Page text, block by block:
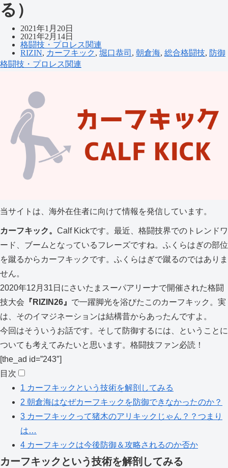
る）
2021年1月20日
2021年2月14日
格闘技・プロレス関連
RIZIN, カーフキック , 堀口恭司 , 朝倉海, 総合格闘技, 防御
格闘技・プロレス関連
当サイトは、海外在住者に向けて情報を発信しています。
カーフキック。 Calf Kickです。最近、格闘技界でのトレンドワ
ード、ブームとなっているフレーズですね。ふくらはぎの部位
を蹴るからカーフキックです。ふくらはぎで蹴るのではありま
せん。
2020年12月31日にさいたまスーパアリーナで開催された格闘
技大会 『RIZIN26』 で一躍脚光を浴びたこのカーフキック。実
は、そのイマジネーションは結構昔からあったんですよ。
今回はそういうお話です。そして防御するには、ということに
ついても考えてみたいと思います。格闘技ファン必読！
[the_ad id=”243″]
目次
1 カーフキックという技術を解剖してみる
2 朝倉海はなぜカーフキックを防御できなかったのか？
3 カーフキックって猪木のアリキックじゃん？？つまり
は…
4 カーフキックは今後防御＆攻略されるのか否か
カーフキックという技術を解剖してみる